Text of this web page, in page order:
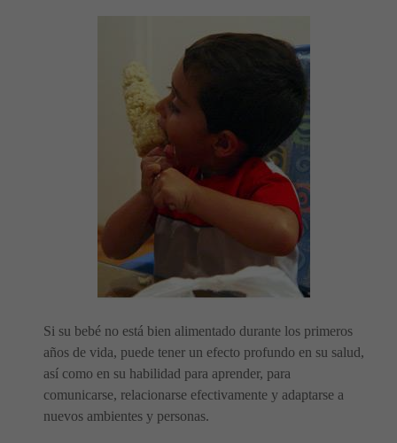
Si su bebé no está bien alimentado durante los primeros
años de vida, puede tener un efecto profundo en su salud,
así como en su habilidad para aprender, para
comunicarse, relacionarse efectivamente y adaptarse a
nuevos ambientes y personas.